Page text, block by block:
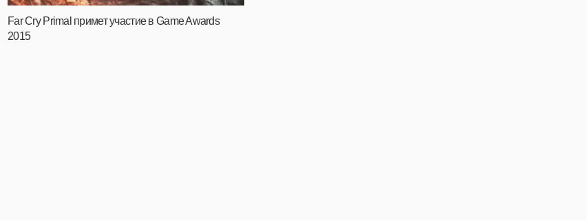
Far Cry Primal примет участие в Game Awards
2015